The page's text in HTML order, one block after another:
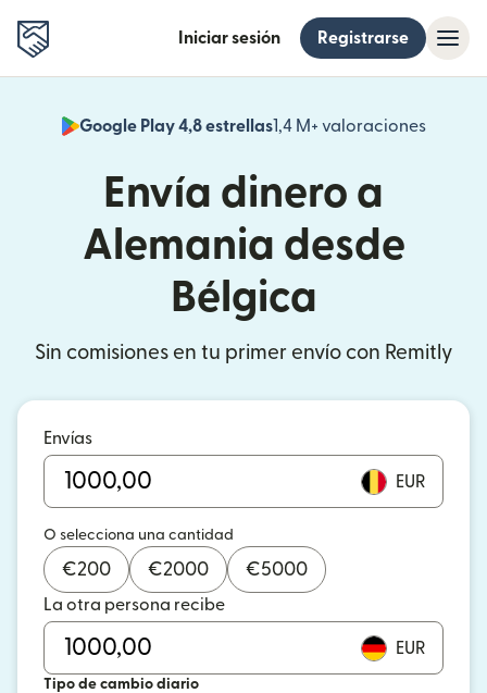
Iniciar sesión Registrarse
Google Play 4,8 estrellas1,4 M+ valoraciones
(se
Envía dinero a
Alemania desde
Bélgica
Sin comisiones en tu primer envío con Remitly
Envías
EUR
O selecciona una cantidad
€200 €2000 €5000
La otra persona recibe
EUR
Tipo de cambio diario